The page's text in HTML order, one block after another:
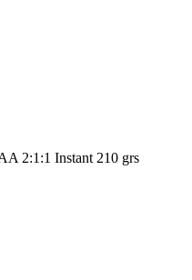
2:1:1 Instant 210 grs